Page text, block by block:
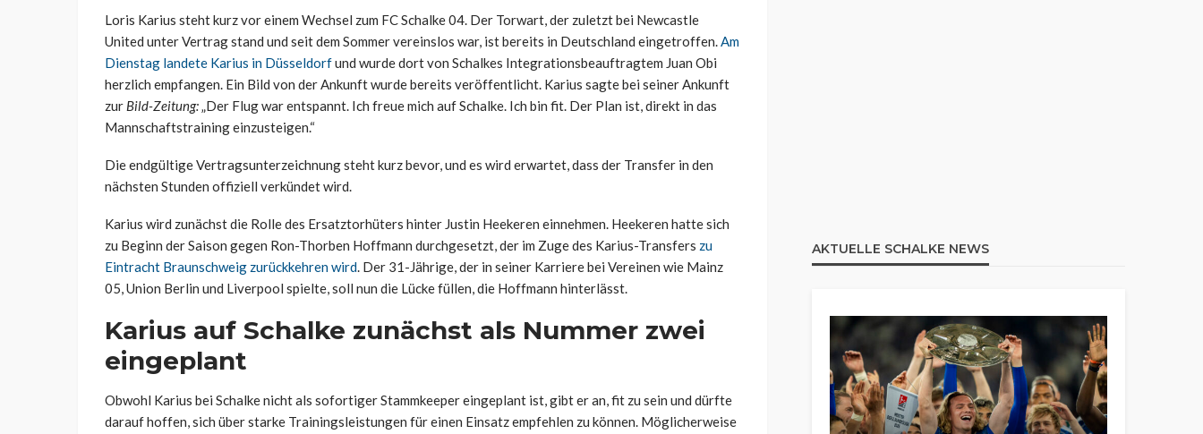
Loris Karius steht kurz vor einem Wechsel zum FC Schalke 04. Der Torwart, der zuletzt bei Newcastle
United unter Vertrag stand und seit dem Sommer vereinslos war, ist bereits in Deutschland eingetroffen.Am
Dienstag landete Karius in Düsseldorfund wurde dort von Schalkes Integrationsbeauftragtem Juan Obi
herzlich empfangen. Ein Bild von der Ankunft wurde bereits veröffentlicht. Karius sagte bei seiner Ankunft
zur Bild-Zeitung:„Der Flug war entspannt. Ich freue mich auf Schalke. Ich bin fit. Der Plan ist, direkt in das
Mannschaftstraining einzusteigen.“
Die endgültige Vertragsunterzeichnung steht kurz bevor, und es wird erwartet, dass der Transfer in den
nächsten Stunden offiziell verkündet wird.
Karius wird zunächst die Rolle des Ersatztorhüters hinter Justin Heekeren einnehmen. Heekeren hatte sich
zu Beginn der Saison gegen Ron-Thorben Hoffmann durchgesetzt, der im Zuge des Karius-Transfers zu
Eintracht Braunschweig zurückkehren wird. Der 31-Jährige, der in seiner Karriere bei Vereinen wie Mainz
05, Union Berlin und Liverpool spielte, soll nun die Lücke füllen, die Hoffmann hinterlässt.
Karius auf Schalke zunächst als Nummer zwei
eingeplant
Obwohl Karius bei Schalke nicht als sofortiger Stammkeeper eingeplant ist, gibt er an, fit zu sein und dürfte
darauf hoffen, sich über starke Trainingsleistungen für einen Einsatz empfehlen zu können. Möglicherweise
AKTUELLE SCHALKE NEWS